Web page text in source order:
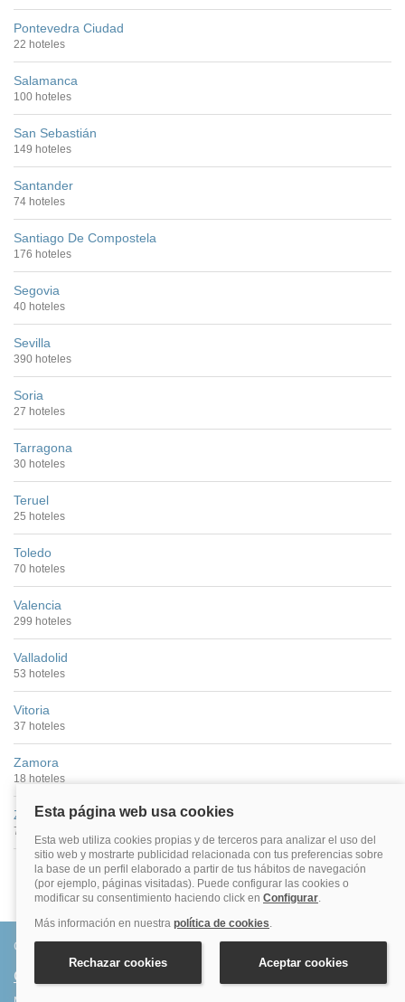
Pontevedra Ciudad
22 hoteles
Salamanca
100 hoteles
San Sebastián
149 hoteles
Santander
74 hoteles
Santiago De Compostela
176 hoteles
Segovia
40 hoteles
Sevilla
390 hoteles
Soria
27 hoteles
Tarragona
30 hoteles
Teruel
25 hoteles
Toledo
70 hoteles
Valencia
299 hoteles
Valladolid
53 hoteles
Vitoria
37 hoteles
Zamora
18 hoteles
Zaragoza
79 hoteles
Conócenos
Quiénes somos